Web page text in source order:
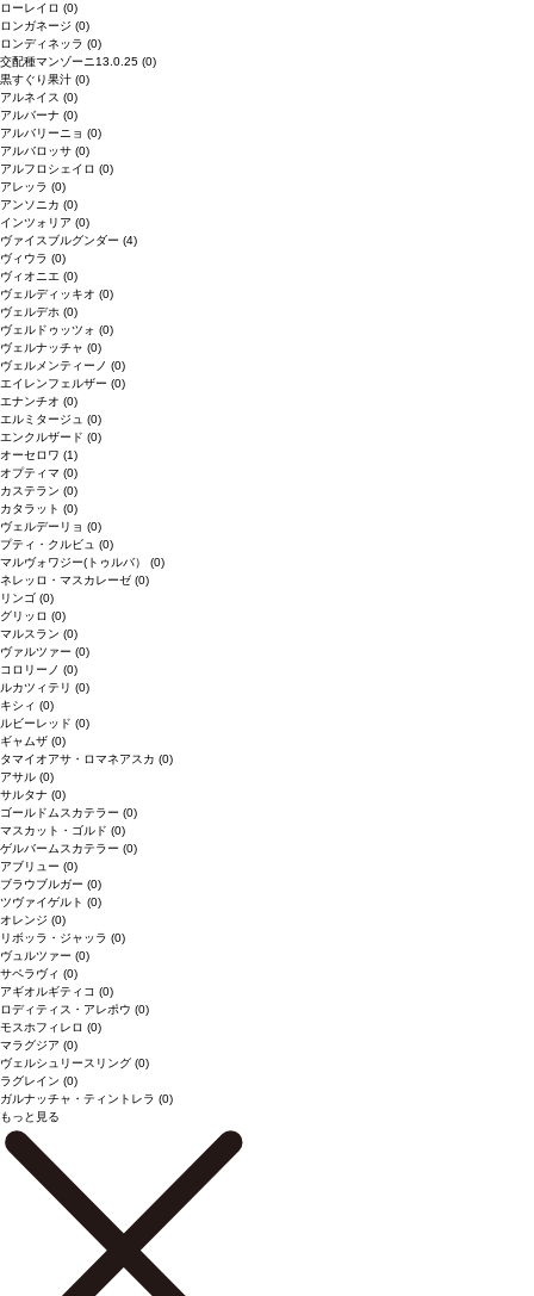
ローレイロ (0)
ロンガネージ (0)
ロンディネッラ (0)
交配種マンゾーニ13.0.25 (0)
黒すぐり果汁 (0)
アルネイス (0)
アルバーナ (0)
アルバリーニョ (0)
アルバロッサ (0)
アルフロシェイロ (0)
アレッラ (0)
アンソニカ (0)
インツォリア (0)
ヴァイスブルグンダー (4)
ヴィウラ (0)
ヴィオニエ (0)
ヴェルディッキオ (0)
ヴェルデホ (0)
ヴェルドゥッツォ (0)
ヴェルナッチャ (0)
ヴェルメンティーノ (0)
エイレンフェルザー (0)
エナンチオ (0)
エルミタージュ (0)
エンクルザード (0)
オーセロワ (1)
オプティマ (0)
カステラン (0)
カタラット (0)
ヴェルデーリョ (0)
プティ・クルビュ (0)
マルヴォワジー(トゥルバ） (0)
ネレッロ・マスカレーゼ (0)
リンゴ (0)
グリッロ (0)
マルスラン (0)
ヴァルツァー (0)
コロリーノ (0)
ルカツィテリ (0)
キシィ (0)
ルビーレッド (0)
ギャムザ (0)
タマイオアサ・ロマネアスカ (0)
アサル (0)
サルタナ (0)
ゴールドムスカテラー (0)
マスカット・ゴルド (0)
ゲルバームスカテラー (0)
アブリュー (0)
ブラウブルガー (0)
ツヴァイゲルト (0)
オレンジ (0)
リボッラ・ジャッラ (0)
ヴュルツァー (0)
サペラヴィ (0)
アギオルギティコ (0)
ロディティス・アレポウ (0)
モスホフィレロ (0)
マラグジア (0)
ヴェルシュリースリング (0)
ラグレイン (0)
ガルナッチャ・ティントレラ (0)
もっと見る